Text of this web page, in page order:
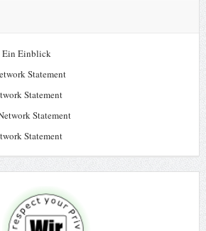
Ein Einblick
Statement
Statement
Statement
Statement